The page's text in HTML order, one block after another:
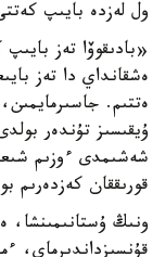
ول لەزدە بايىپ
«بادىقوۆا تەز
ەتتىم.
ۇيقىسىز تۇندەر
شەشىمدى ءوزىم
قورىققان كەزدەرىم
ونىڭ